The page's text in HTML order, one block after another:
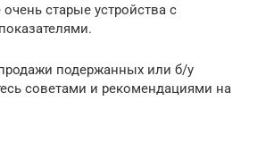
старые устройства с
подержанных или б/у
советами и рекомендациями на